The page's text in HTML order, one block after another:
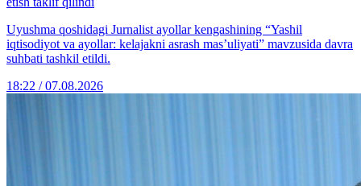
Uyushma qoshidagi Jurnalist ayollar kengashining “Yashil
iqtisodiyot va ayollar: kelajakni asrash mas’uliyati” mavzusida davra
suhbati tashkil etildi.
18:22 / 07.08.2026